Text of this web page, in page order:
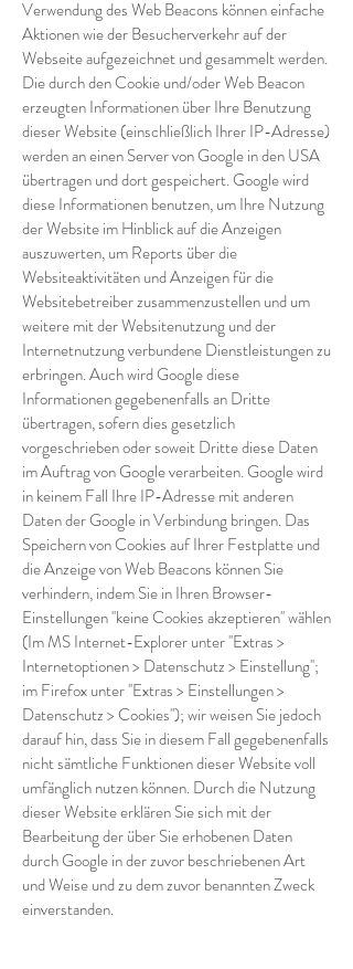
Verwendung des Web Beacons können einfache
Aktionen wie der Besucherverkehr auf der
Webseite aufgezeichnet und gesammelt werden.
Die durch den Cookie und/oder Web Beacon
erzeugten Informationen über Ihre Benutzung
dieser Website (einschließlich Ihrer IP-Adresse)
werden an einen Server von Google in den USA
übertragen und dort gespeichert. Google wird
diese Informationen benutzen, um Ihre Nutzung
der Website im Hinblick auf die Anzeigen
auszuwerten, um Reports über die
Websiteaktivitäten und Anzeigen für die
Websitebetreiber zusammenzustellen und um
weitere mit der Websitenutzung und der
Internetnutzung verbundene Dienstleistungen zu
erbringen. Auch wird Google diese
Informationen gegebenenfalls an Dritte
übertragen, sofern dies gesetzlich
vorgeschrieben oder soweit Dritte diese Daten
im Auftrag von Google verarbeiten. Google wird
in keinem Fall Ihre IP-Adresse mit anderen
Daten der Google in Verbindung bringen. Das
Speichern von Cookies auf Ihrer Festplatte und
die Anzeige von Web Beacons können Sie
verhindern, indem Sie in Ihren Browser-
Einstellungen ''keine Cookies akzeptieren'' wählen
(Im MS Internet-Explorer unter ''Extras >
Internetoptionen > Datenschutz > Einstellung'';
im Firefox unter ''Extras > Einstellungen >
Datenschutz > Cookies''); wir weisen Sie jedoch
darauf hin, dass Sie in diesem Fall gegebenenfalls
nicht sämtliche Funktionen dieser Website voll
umfänglich nutzen können. Durch die Nutzung
dieser Website erklären Sie sich mit der
Bearbeitung der über Sie erhobenen Daten
durch Google in der zuvor beschriebenen Art
und Weise und zu dem zuvor benannten Zweck
einverstanden.